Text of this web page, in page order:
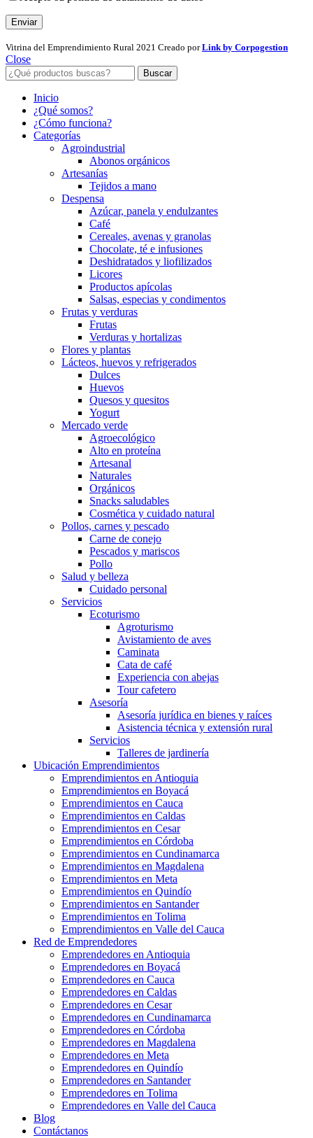
Vitrina del Emprendimiento Rural 2021 Creado porLink by Corpogestion
Close
Buscar
Inicio
¿Qué somos?
¿Cómo funciona?
Categorías
Agroindustrial
Abonos orgánicos
Artesanías
Tejidos a mano
Despensa
Azúcar, panela y endulzantes
Café
Cereales, avenas y granolas
Chocolate, té e infusiones
Deshidratados y liofilizados
Licores
Productos apícolas
Salsas, especias y condimentos
Frutas y verduras
Frutas
Verduras y hortalizas
Flores y plantas
Lácteos, huevos y refrigerados
Dulces
Huevos
Quesos y quesitos
Yogurt
Mercado verde
Agroecológico
Alto en proteína
Artesanal
Naturales
Orgánicos
Snacks saludables
Cosmética y cuidado natural
Pollos, carnes y pescado
Carne de conejo
Pescados y mariscos
Pollo
Salud y belleza
Cuidado personal
Servicios
Ecoturismo
Agroturismo
Avistamiento de aves
Caminata
Cata de café
Experiencia con abejas
Tour cafetero
Asesoría
Asesoría jurídica en bienes y raíces
Asistencia técnica y extensión rural
Servicios
Talleres de jardinería
Ubicación Emprendimientos
Emprendimientos en Antioquia
Emprendimientos en Boyacá
Emprendimientos en Cauca
Emprendimientos en Caldas
Emprendimientos en Cesar
Emprendimientos en Córdoba
Emprendimientos en Cundinamarca
Emprendimientos en Magdalena
Emprendimientos en Meta
Emprendimientos en Quindío
Emprendimientos en Santander
Emprendimientos en Tolima
Emprendimientos en Valle del Cauca
Red de Emprendedores
Emprendedores en Antioquia
Emprendedores en Boyacá
Emprendedores en Cauca
Emprendedores en Caldas
Emprendedores en Cesar
Emprendedores en Cundinamarca
Emprendedores en Córdoba
Emprendedores en Magdalena
Emprendedores en Meta
Emprendedores en Quindío
Emprendedores en Santander
Emprendedores en Tolima
Emprendedores en Valle del Cauca
Blog
Contáctanos